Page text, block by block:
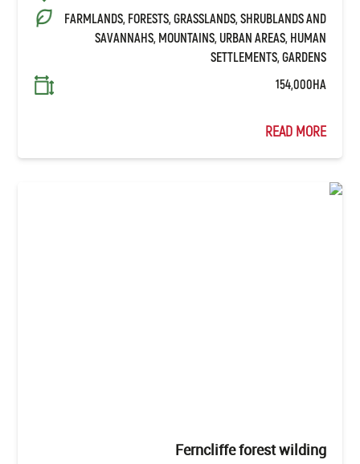
FARMLANDS, FORESTS, GRASSLANDS, SHRUBLANDS AND
SAVANNAHS, MOUNTAINS, URBAN AREAS, HUMAN
SETTLEMENTS, GARDENS
154,000HA
READ MORE
Ferncliffe forest wilding